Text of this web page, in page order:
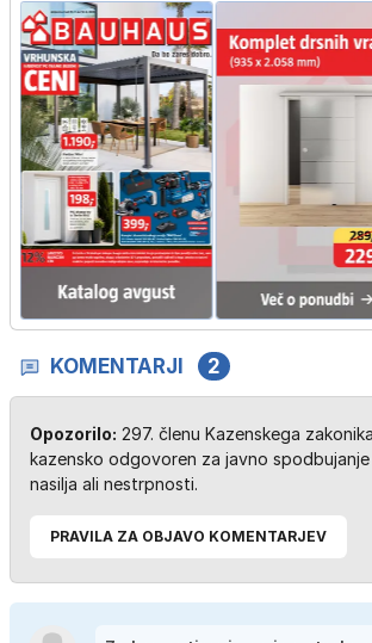
KOMENTARJI 2
Opozorilo: 297. členu Kazenskega
kazensko odgovoren za javno spodbujanje
nasilja ali nestrpnosti.
PRAVILA ZA OBJAVO KOMENTARJEV